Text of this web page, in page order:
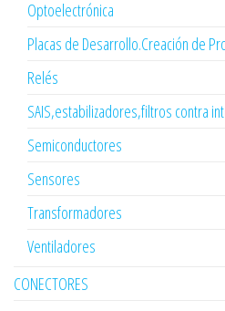
Optoelectrónica
Placas de Desarrollo.Creación de
Relés
SAIS,estabilizadores,filtros contra
Semiconductores
Sensores
Transformadores
Ventiladores
CONECTORES